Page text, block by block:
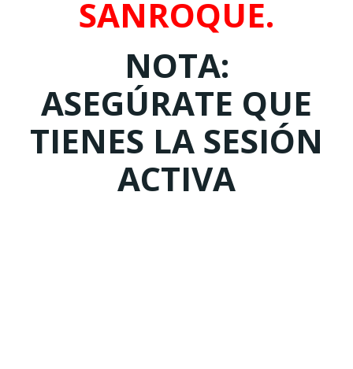
SANROQUE.
NOTA:
ASEGÚRATE QUE
TIENES LA SESIÓN
ACTIVA